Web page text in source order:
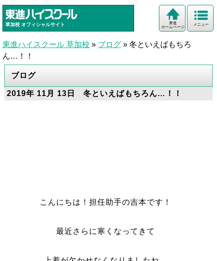
草加校 オフィシャルサイト メニュー
東進
ホームページ
東進ハイスクール 草加校 » ブログ » 冬といえばもちろ
ん…！！
ブログ
2019年 11月 13日 冬といえばもちろん…！！
こんにちは！担任助手の吉本です！
最近さらに寒くなってきて